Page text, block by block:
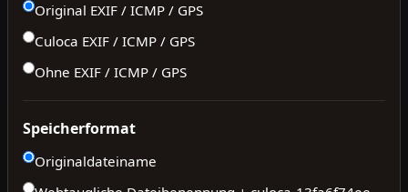
Original EXIF / ICMP / GPS
Culoca EXIF / ICMP / GPS
Ohne EXIF / ICMP / GPS
Speicherformat
Originaldateiname